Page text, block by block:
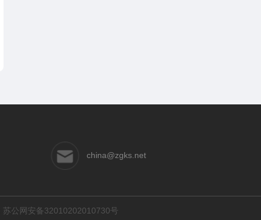
china@zgks.net
苏公网安备32010202010730号